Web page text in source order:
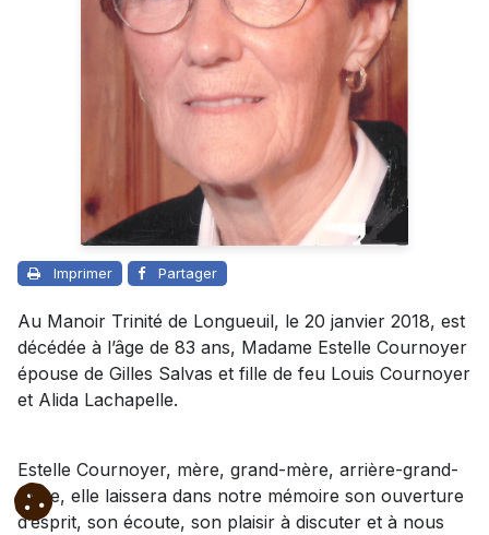
Imprimer Partager
Au Manoir Trinité de Longueuil, le 20 janvier 2018, est
décédée à l’âge de 83 ans, Madame Estelle Cournoyer
épouse de Gilles Salvas et fille de feu Louis Cournoyer
et Alida Lachapelle.
Estelle Cournoyer, mère, grand-mère, arrière-grand-
mère, elle laissera dans notre mémoire son ouverture
d’esprit, son écoute, son plaisir à discuter et à nous